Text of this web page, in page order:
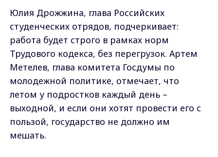
Юлия Дрожжина, глава Российских
студенческих отрядов, подчеркивает:
работа будет строго в рамках норм
Трудового кодекса, без перегрузок. Артем
Метелев, глава комитета Госдумы по
молодежной политике, отмечает, что
летом у подростков каждый день –
выходной, и если они хотят провести его с
пользой, государство не должно им
мешать.